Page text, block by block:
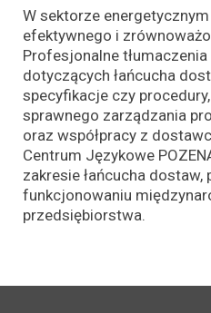
W sektorze
efektywnego i
Profesjonalne
dotyczących łańcucha
specyfikacje czy
sprawnego zarządzania
oraz współpracy z
Centrum Językowe
zakresie łańcucha
funkcjonowaniu
przedsiębiorstwa.